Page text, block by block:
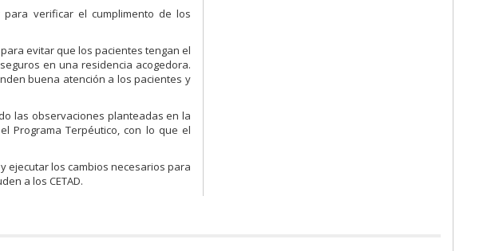
para verificar el cumplimento de los
evitar que los pacientes tengan el
en una residencia acogedora.
buena atención a los pacientes y
las observaciones planteadas en la
Programa Terpéutico, con lo que el
ejecutar los cambios necesarios para
a los CETAD.